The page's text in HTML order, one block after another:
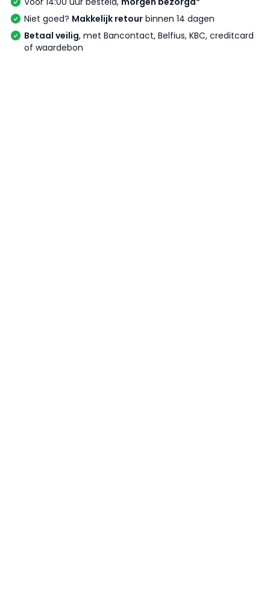
Niet goed? Makkelijk retour binnen 14 dagen
Betaal veilig, met Bancontact, Belfius, KBC, creditcard
of waardebon